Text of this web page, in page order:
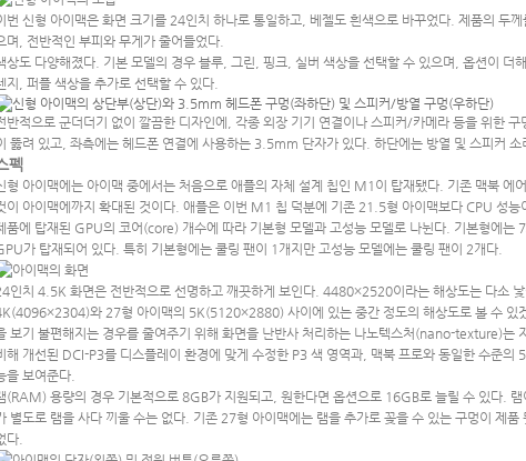
번 신형 아이맥은 화면 크기를 24인치 하나로 통일하고, 베젤도 흰색으로 바꾸었다. 제품의 두
며, 전반적인 부피와 무게가 줄어들었다.
상도 다양해졌다. 기본 모델의 경우 블루, 그린, 핑크, 실버 색상을 선택할 수 있으며, 옵션이 더
지, 퍼플 색상을 추가로 선택할 수 있다.
반적으로 군더더기 없이 깔끔한 디자인에, 각종 외장 기기 연결이나 스피커/카메라 등을 위한
뚫려 있고, 좌측에는 헤드폰 연결에 사용하는 3.5mm 단자가 있다. 하단에는 방열 및 스피커 소
펙
형 아이맥에는 아이맥 중에서는 처음으로 애플의 자체 설계 칩인 M1이 탑재됐다. 기존 맥북 에
이 아이맥에까지 확대된 것이다. 애플은 이번 M1 칩 덕분에 기존 21.5형 아이맥보다 CPU 성
품에 탑재된 GPU의 코어(core) 개수에 따라 기본형 모델과 고성능 모델로 나뉜다. 기본형에는
가 탑재되어 있다. 특히 기본형에는 쿨링 팬이 1개지만 고성능 모델에는 쿨링 팬이 2개다.
인치 4.5K 화면은 전반적으로 선명하고 깨끗하게 보인다. 4480×2520이라는 해상도는 다소
와 27형 아이맥의 5K(5120×2880) 사이에 있는 중간 정도의 해상도로 볼 수 있
보기 불편해지는 경우를 줄여주기 위해 화면을 난반사 처리하는 나노텍스처(nano-texture)는
해 개선된 DCI-P3를 디스플레이 환경에 맞게 수정한 P3 색 영역과, 맥북 프로와 동일한 수준의
을 보여준다.
(RAM) 용량의 경우 기본적으로 8GB가 지원되고, 원한다면 옵션으로 16GB로 늘릴 수 있다.
별도로 램을 사다 끼울 수는 없다. 기존 27형 아이맥에는 램을 추가로 꽂을 수 있는 구멍이 제
다.